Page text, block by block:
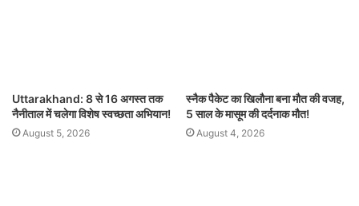
Uttarakhand: 8 से 16 अगस्त तक
नैनीताल में चलेगा विशेष स्वच्छता अभियान!
August 5, 2026
स्नैक पैकेट का खिलौना बना मौत की वजह,
5 साल के मासूम की दर्दनाक मौत!
August 4, 2026